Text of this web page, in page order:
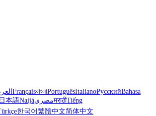
FrançaisবাংলাPortuguêsItalianoРусскийBahasa
日本語NaijáمصريमराठीTiếng
한국어繁體中文简体中文